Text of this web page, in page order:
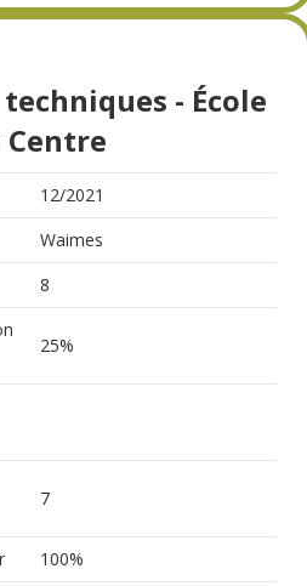
- École
Centre
12/2021
Waimes
8
25%
7
100%